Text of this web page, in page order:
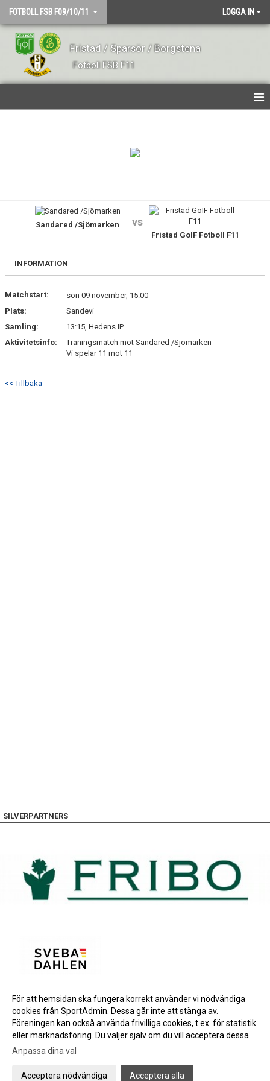
FOTBOLL FSB F09/10/11 LOGGA IN
Fristad / Sparsör / Borgstena
Fotboll FSB F11
MATCHER
DOKUMENT
Sandared /Sjömarken vs
Fristad GoIF Fotboll F11
INFORMATION
Matchstart:
sön 09 november, 15:00
Plats:
Sandevi
Samling:
13:15, Hedens IP
Aktivitetsinfo:
Träningsmatch mot Sandared /Sjömarken
Vi spelar 11 mot 11
<< Tillbaka
SILVERPARTNERS
BRONSPARTNERS
INSTAGRAM
Gå till Webbversion
För att hemsidan ska fungera korrekt använder vi nödvändiga
cookies från SportAdmin. Dessa går inte att stänga av.
Föreningen kan också använda frivilliga cookies, t.ex. för statistik
eller marknadsföring. Du väljer själv om du vill acceptera dessa.
Anpassa dina val
Acceptera nödvändiga Acceptera alla